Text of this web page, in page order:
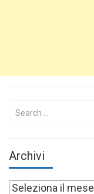
Search
Archivi
Archivi